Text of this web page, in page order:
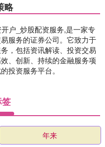
略
户_炒股配资服务,是一家专
服务的证券公司。它致力于
，包括资讯解读、投资交易
、创新、持续的金融服务项
投资服务平台。
年来